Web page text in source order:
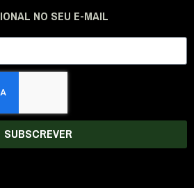
NO SEU E-MAIL
SUBSCREVER